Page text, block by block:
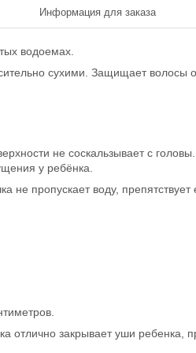
Информация для заказа
водоемах.
сухими. Защищает волосы
не соскальзывает с головы.
у ребёнка.
не пропускает воду, препятствует
отлично закрывает уши ребенка,